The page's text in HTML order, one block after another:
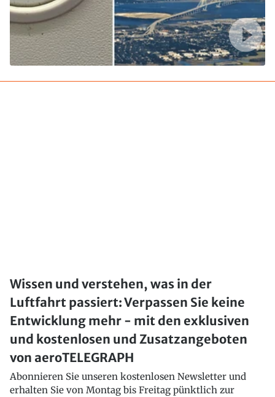
Wissen und verstehen, was in der
Luftfahrt passiert: Verpassen Sie keine
Entwicklung mehr - mit den exklusiven
und kostenlosen und Zusatzangeboten
von aeroTELEGRAPH
Abonnieren Sie unseren kostenlosen Newsletter und
erhalten Sie von Montag bis Freitag pünktlich zur